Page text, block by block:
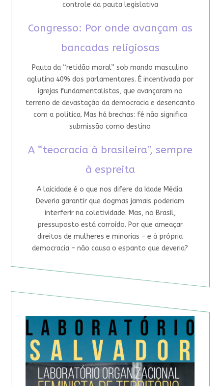
controle da pauta legislativa
Congresso: Por onde avançam as
bancadas religiosas
Pauta da “retidão moral” sob mando masculino
aglutina 40% dos parlamentares. É incentivada por
igrejas fundamentalistas, que avançaram no
terreno de devastação da democracia e desencanto
com a política. Mas há brechas: fé não significa
submissão como destino
A “teocracia à brasileira”, sempre
à espreita
A laicidade é o que nos difere da Idade Média.
Deveria garantir que dogmas jamais poderiam
interferir na coletividade. Mas, no Brasil,
pressuposto está corroído. Por que ameaçar
direitos de mulheres e minorias – e à própria
democracia – não causa o espanto que deveria?